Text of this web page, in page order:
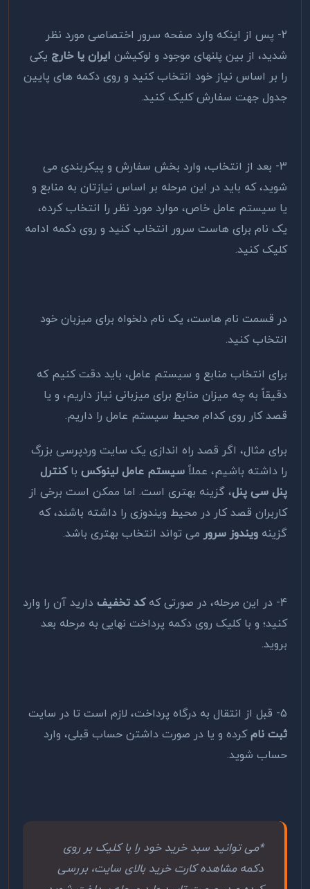
2- پس از اینکه وارد صفحه سرور اختصاصی مورد نظر
شدید، از بین پلنهای موجود و لوکیشن ایران یا خارج یکی
را بر اساس نیاز خود انتخاب کنید و روی دکمه های پایین
جدول جهت سفارش کلیک کنید.
3- بعد از انتخاب، وارد بخش سفارش و پیکربندی می
شوید، که باید در این مرحله بر اساس نیازتان به منابع و
یا سیستم عامل خاص، موارد مورد نظر را انتخاب کرده،
یک نام برای هاست سرور انتخاب کنید و روی دکمه ادامه
کلیک کنید.
در قسمت نام هاست، یک نام دلخواه برای میزبان خود
انتخاب کنید.
برای انتخاب منابع و سیستم عامل، باید دقت کنیم که
دقیقاً به چه میزان منابع برای میزبانی نیاز داریم، و یا
قصد کار روی کدام محیط سیستم عامل را داریم.
برای مثال، اگر قصد راه اندازی یک سایت وردپرسی بزرگ
را داشته باشیم، عملاً سیستم عامل لینوکس باکنترل
پنل سی پنل، گزینه بهتری است. اما ممکن است برخی از
کاربران قصد کار در محیط ویندوزی را داشته باشند، که
گزینه ویندوز سرور می تواند انتخاب بهتری باشد.
4- در این مرحله، در صورتی که کد تخفیف دارید آن را وارد
کنید؛ و با کلیک روی دکمه پرداخت نهایی به مرحله بعد
بروید.
5- قبل از انتقال به درگاه پرداخت، لازم است تا در سایت
ثبت نامکرده و یا در صورت داشتن حساب قبلی، وارد
حساب شوید.
*می توانید سبد خرید خود را با کلیک بر روی
دکمه مشاهده کارت خرید بالای سایت، بررسی